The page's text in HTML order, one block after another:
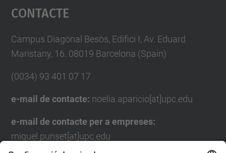
powered by
Contacte
Campus Diagonal Besòs, Edifici I, Av. Eduard
Maristany, 16. 08019 Barcelona (Spain)
(0034) 93 401 07 17
e-mail de contacte: noelia.aparicio[at]upc.edu
e-mail de contacte per a empreses:
miquel.punset[at]upc.edu